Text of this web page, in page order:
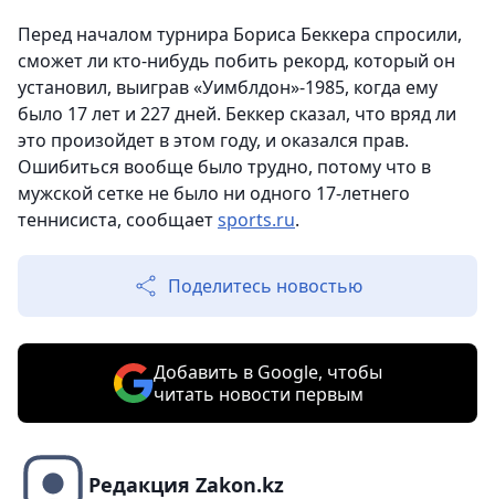
Перед началом турнира Бориса Беккера спросили,
сможет ли кто-нибудь побить рекорд, который он
установил, выиграв «Уимблдон»-1985, когда ему
было 17 лет и 227 дней. Беккер сказал, что вряд ли
это произойдет в этом году, и оказался прав.
Ошибиться вообще было трудно, потому что в
мужской сетке не было ни одного 17-летнего
теннисиста, сообщаетsports.ru.
Поделитесь новостью
Добавить в Google, чтобы
читать новости первым
Редакция Zakon.kz